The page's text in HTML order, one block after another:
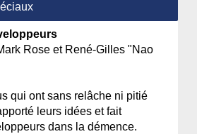
Rose et René-Gilles "Nao
qui ont sans relâche ni pitié
leurs idées et fait
dans la démence.